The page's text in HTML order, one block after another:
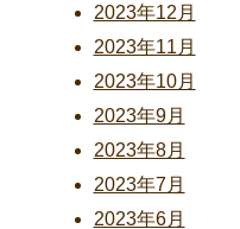
2023年12月
2023年11月
2023年10月
2023年9月
2023年8月
2023年7月
2023年6月